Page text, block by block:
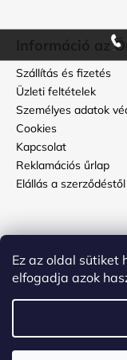
Ez az oldal sütiket
elfogadja azok
Információ az
Szállítás és fizetés
Üzleti feltételek
Személyes adatok
Cookies
Kapcsolat
Reklamációs űrlap
Elállás a szerződéstől
Hogyan kell ápolni a
Hogyan állítsuk be a